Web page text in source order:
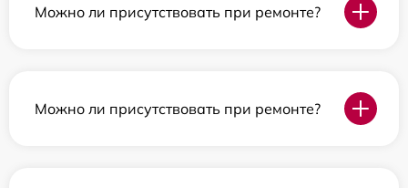
Можно ли присутствовать при ремонте?
Можно ли присутствовать при ремонте?